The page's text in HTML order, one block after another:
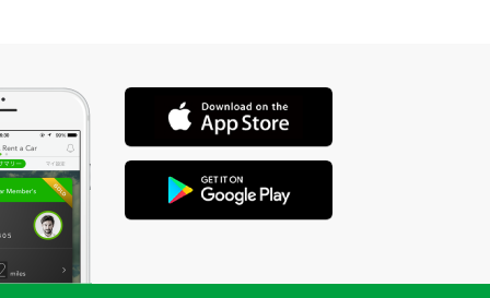
店舗を選ぶ
店舗を選ぶ